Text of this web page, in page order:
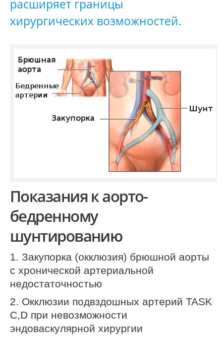
расширяет границы
хирургических возможностей.
Показания к аорто-
бедренному
шунтированию
1. Закупорка (окклюзия) брюшной аорты
с хронической артериальной
недостаточностью
2. Окклюзии подвздошных артерий TASK
C,D при невозможности
эндоваскулярной хирургии